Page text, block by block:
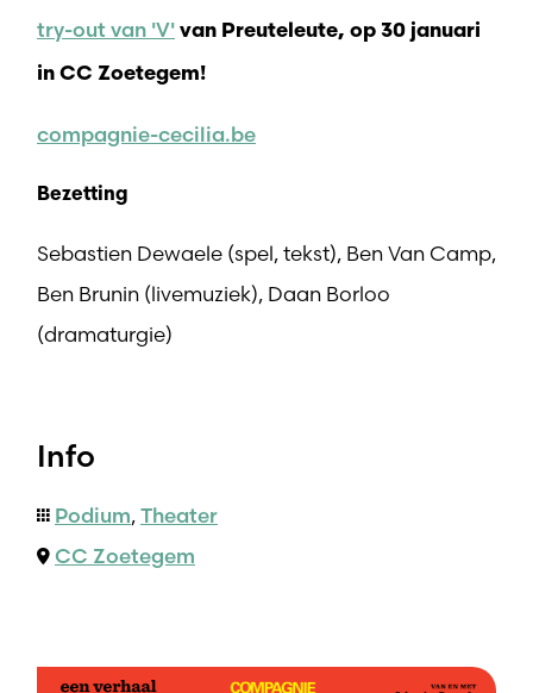
try-out van 'V' van Preuteleute, op 30 januari
in CC Zoetegem!
compagnie-cecilia.be
Bezetting
Sebastien Dewaele (spel, tekst), Ben Van Camp,
Ben Brunin (livemuziek), Daan Borloo
(dramaturgie)
Info
Podium,Theater
CC Zoetegem